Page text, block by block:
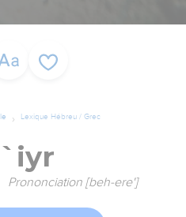
Lexique Hébreu / Grec
Prononciation [beh-ere']